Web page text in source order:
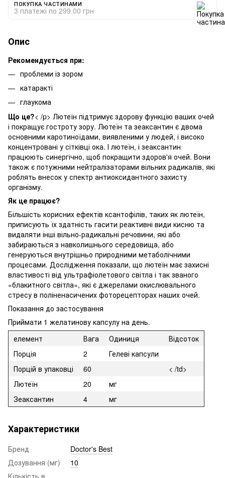
ПОКУПКА ЧАСТИНАМИ
3 платежі по 299.00 грн
Опис
Рекомендується при:
проблеми із зором
катаракті
глаукома
Що це?< /p> Лютеїн підтримує здорову функцію ваших очей
і покращує гостроту зору. Лютеїн та зеаксантин є двома
основними каротиноїдами, виявленими у людей, і високо
концентровані у сітківці ока. І лютеїн, і зеаксантин
працюють синергічно, щоб покращити здоров'я очей. Вони
також є потужними нейтралізаторами вільних радикалів, які
роблять внесок у спектр антиоксидантного захисту
організму.
Як це працює?
Більшість корисних ефектів ксантофілів, таких як лютеїн,
приписують їх здатність гасити реактивні види кисню та
видаляти інші вільно-радикальні речовини, які або
забираються з навколишнього середовища, або
генеруються внутрішньо природними метаболічними
процесами. Дослідження показали, що лютеїн має захисні
властивості від ультрафіолетового світла і так званого
«блакитного світла», які є джерелами окислювального
стресу в поліненасичених фоторецепторах наших очей.
Показання до застосування
Приймати 1 желатинову капсулу на день.
елемент
Вага Одиниця
Відсоток
Порція
2
Гелеві капсули
Порцій в упаковці
60
< /td>
Лютеїн
20
мг
Зеаксантин
4 мг
Характеристики
Бренд
Doctor's Best
Дозування (мг)
10
Кількість в